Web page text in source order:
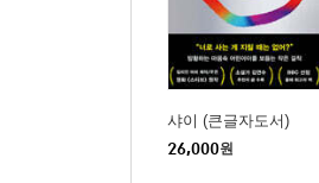
샤이 (큰글자도서)
26,000원